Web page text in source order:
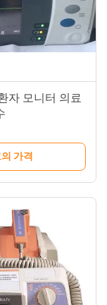
자 모니터 의료
가격